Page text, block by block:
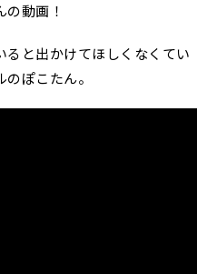
動画！
と出かけてほしくなくてい
ぽこたん。